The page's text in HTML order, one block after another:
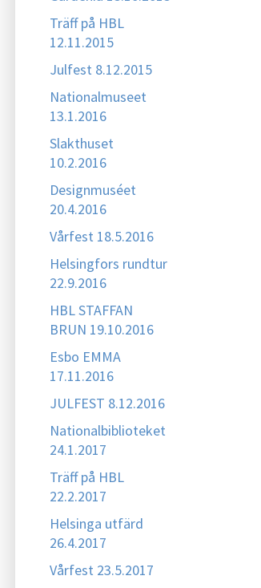
Träff på HBL
12.11.2015
Julfest 8.12.2015
Nationalmuseet
13.1.2016
Slakthuset
10.2.2016
Designmuséet
20.4.2016
Vårfest 18.5.2016
Helsingfors rundtur
22.9.2016
HBL STAFFAN
BRUN 19.10.2016
Esbo EMMA
17.11.2016
JULFEST 8.12.2016
Nationalbiblioteket
24.1.2017
Träff på HBL
22.2.2017
Helsinga utfärd
26.4.2017
Vårfest 23.5.2017